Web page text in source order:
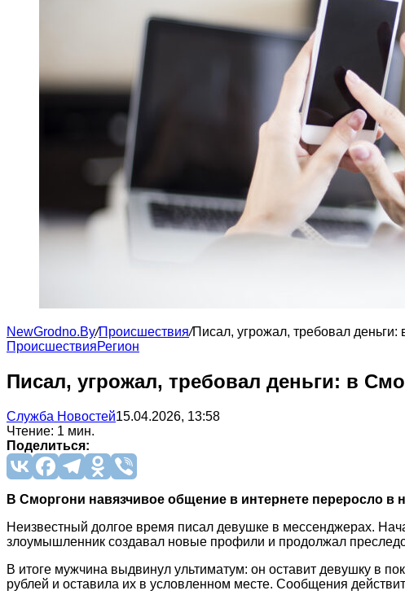
NewGrodno.By/Происшествия/Писал, угрожал, требовал
ПроисшествияРегион
Писал, угрожал, требовал деньги: в
Служба Новостей15.04.2026, 13:58
Чтение: 1 мин.
Поделиться:
В Сморгони навязчивое общение в интернете переросло в
Неизвестный долгое время писал девушке в мессенджерах.
злоумышленник создавал новые профили и продолжал
В итоге мужчина выдвинул ультиматум: он оставит девушку в
рублей и оставила их в условленном месте. Сообщения